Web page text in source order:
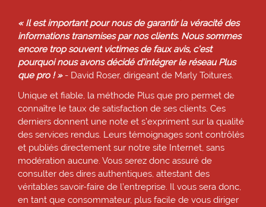
« Il est important pour nous de garantir la véracité des
informations transmises par nos clients. Nous sommes
encore trop souvent victimes de faux avis, c’est
pourquoi nous avons décidé d’intégrer le réseau Plus
que pro ! » - David Roser, dirigeant de Marly Toitures.
Unique et fiable, la méthode Plus que pro permet de
connaître le taux de satisfaction de ses clients. Ces
derniers donnent une note et s’expriment sur la qualité
des services rendus. Leurs témoignages sont contrôlés
et publiés directement sur notre site Internet, sans
modération aucune. Vous serez donc assuré de
consulter des dires authentiques, attestant des
véritables savoir-faire de l’entreprise. Il vous sera donc,
en tant que consommateur, plus facile de vous diriger